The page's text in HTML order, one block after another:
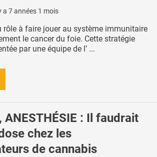
a 7 années 1 mois
rôle à faire jouer au système immunitaire
le cancer du foie. Cette stratégie
par une équipe de l’ ...
ANESTHÉSIE : Il faudrait
chez les
de cannabis